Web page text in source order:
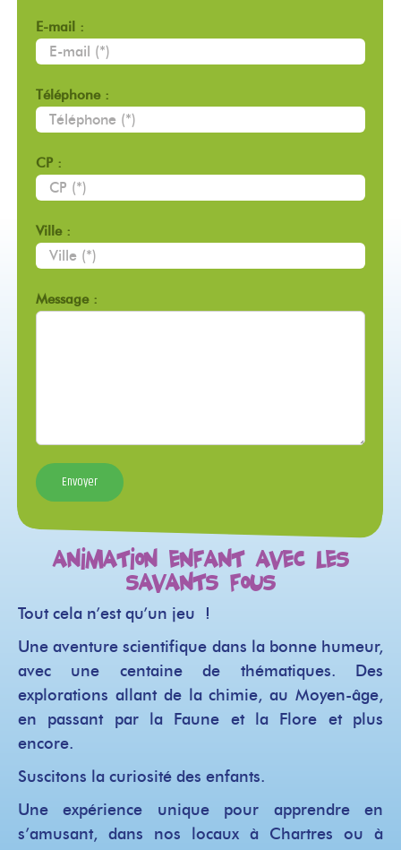
E-mail :
Téléphone :
CP :
Ville :
Message :
Animation enfant avec Les
Savants Fous
Tout cela n’est qu’un jeu !
Une aventure scientifique dans la bonne humeur,
avec une centaine de thématiques. Des
explorations allant de la chimie, au Moyen-âge,
en passant par la Faune et la Flore et plus
encore.
Suscitons la curiosité des enfants.
Une expérience unique pour apprendre en
s’amusant, dans nos locaux à Chartres ou à